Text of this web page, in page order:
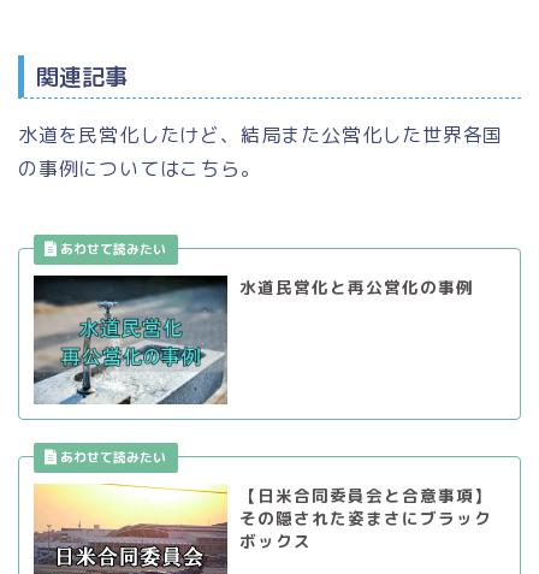
関連記事
水道を民営化したけど、結局また公営化した世界各国
の事例についてはこちら。
水道民営化と再公営化の事例
【日米合同委員会と合意事項】
その隠された姿まさにブラック
ボックス